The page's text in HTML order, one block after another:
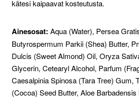
kätesi kaipaavat kosteutusta.
Ainesosat: Aqua (Water), Persea
Butyrospermum Parkii (Shea) Butter,
Dulcis (Sweet Almond) Oil, Oryza
Glycerin, Cetearyl Alcohol, Parfum
Caesalpinia Spinosa (Tara Tree) Gum,
(Cocoa) Seed Butter, Aloe